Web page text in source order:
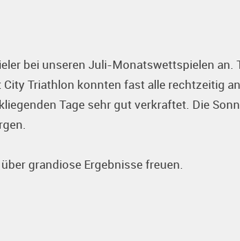
bei unseren Juli-Monatswettspielen an.
Triathlon konnten fast alle rechtzeitig
Tage sehr gut verkraftet. Die
grandiose Ergebnisse freuen.